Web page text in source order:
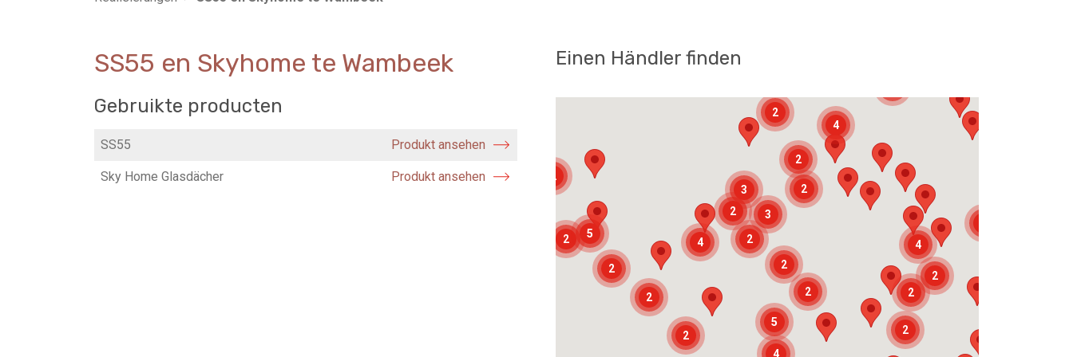
SS55 en Skyhome te Wambeek
Gebruikte producten
SS55 Produkt ansehen
Sky Home Glasdächer Produkt ansehen
Einen Händler finden
3
2
2
4
4
4
4
5
5
2
2
2
2
2
2
2
3
2
2 2
2
2
2